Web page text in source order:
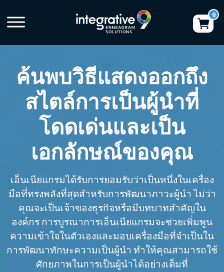
ค้นพบวิธีแสดงออกถึง
สไตล์การเป็นผู้นำที่
โดดเด่นและเป็น
เอกลักษณ์ของคุณ
เอ็นเนียแกรมได้รับการยอมรับว่าเป็นหนึ่งในเครื่อง
มือที่ทรงพลังที่สุดสำหรับการพัฒนาภาวะผู้นำ ไม่ว่า
คุณจะเป็นเจ้าของธุรกิจหรือมีบทบาทสำคัญใน
องค์กร การบูรณาการเอ็นเนียแกรมจะช่วยเพิ่มพูน
ความเข้าใจในตัวเองและมอบเครื่องมือที่จำเป็นใน
การพัฒนาทักษะความเป็นผู้นำ ทำให้คุณสามารถใช้
ศักยภาพในการเป็นผู้นำได้อย่างเต็มที่